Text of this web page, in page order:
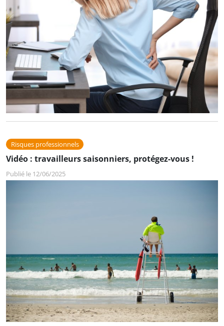
Risques professionnels
Vidéo : travailleurs saisonniers, protégez-vous !
Publié le 12/06/2025